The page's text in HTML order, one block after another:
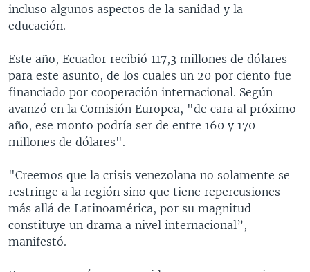
incluso algunos aspectos de la sanidad y la
educación.
Este año, Ecuador recibió 117,3 millones de dólares
para este asunto, de los cuales un 20 por ciento fue
financiado por cooperación internacional. Según
avanzó en la Comisión Europea, "de cara al próximo
año, ese monto podría ser de entre 160 y 170
millones de dólares".
"Creemos que la crisis venezolana no solamente se
restringe a la región sino que tiene repercusiones
más allá de Latinoamérica, por su magnitud
constituye un drama a nivel internacional”,
manifestó.